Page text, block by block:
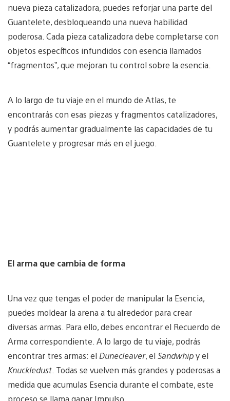
nueva pieza catalizadora, puedes reforjar una parte del
Guantelete, desbloqueando una nueva habilidad
poderosa. Cada pieza catalizadora debe completarse con
objetos específicos infundidos con esencia llamados
“fragmentos”, que mejoran tu control sobre la esencia.
A lo largo de tu viaje en el mundo de Atlas, te
encontrarás con esas piezas y fragmentos catalizadores,
y podrás aumentar gradualmente las capacidades de tu
Guantelete y progresar más en el juego.
El arma que cambia de forma
Una vez que tengas el poder de manipular la Esencia,
puedes moldear la arena a tu alrededor para crear
diversas armas. Para ello, debes encontrar el Recuerdo de
Arma correspondiente. A lo largo de tu viaje, podrás
encontrar tres armas: el Dunecleaver, el Sandwhipy el
Knuckledust . Todas se vuelven más grandes y poderosas a
medida que acumulas Esencia durante el combate, este
proceso se llama ganar Impulso.